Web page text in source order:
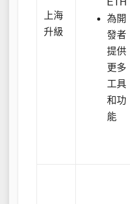
上海
升級
ETH
為開
發者
提供
更多
工具
和功
能